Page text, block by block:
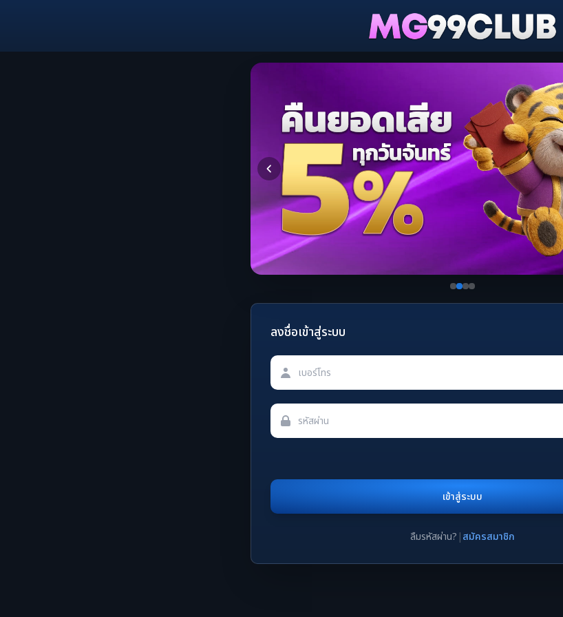
ลงชื่อเข้าสู่ระบบ
เข้าสู่ระบบ
ลืมรหัสผ่าน? |สมัครสมาชิก